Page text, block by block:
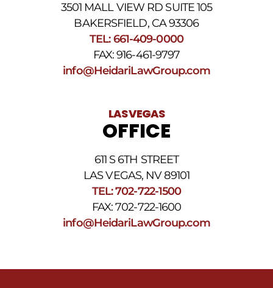
3501 MALL VIEW RD SUITE 105
BAKERSFIELD, CA 93306
TEL: 661-409-0000
FAX: 916-461-9797
info@HeidariLawGroup.com
LAS VEGAS
OFFICE
611 S 6TH STREET
LAS VEGAS, NV 89101
TEL: 702-722-1500
FAX: 702-722-1600
info@HeidariLawGroup.com